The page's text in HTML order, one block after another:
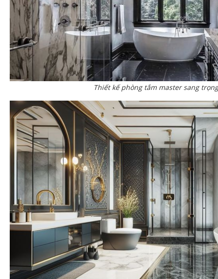
Thiết kế phòng tắm master sang trọng